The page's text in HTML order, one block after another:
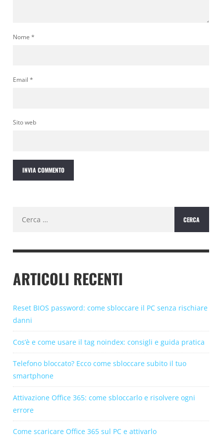
Nome *
Email *
Sito web
per:
ARTICOLI RECENTI
Reset BIOS password: come sbloccare il PC senza rischiare
danni
Cos’è e come usare il tag noindex: consigli e guida pratica
Telefono bloccato? Ecco come sbloccare subito il tuo
smartphone
Attivazione Office 365: come sbloccarlo e risolvere ogni
errore
Come scaricare Office 365 sul PC e attivarlo